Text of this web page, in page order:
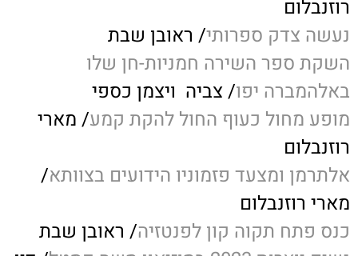
רוזנבלום
נעשה צדק ספרותי/ ראובן שבת
השקת ספר השירה חמניות-חן שלו
באלהמברה יפו/ צביה ויצמן כספי
מופע מחול כעוף החול להקת קמע/ מארי
רוזנבלום
אלתרמן ומצעד פזמוניו הידועים בצוותא/
מארי רוזנבלום
כנס פתח תקוה קון לפנטזיה/ ראובן שבת